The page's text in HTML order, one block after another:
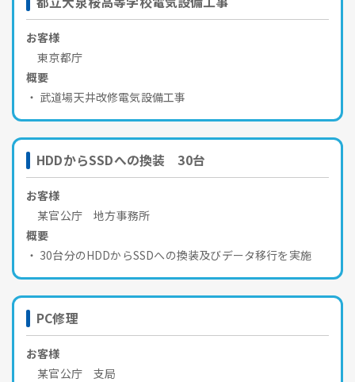
お客様
東京都庁
概要
武道場天井改修電気設備工事
HDDからSSDへの換装 30台
お客様
某官公庁 地方事務所
概要
30台分のHDDからSSDへの換装及びデータ移行を実施
PC修理
お客様
某官公庁 支局